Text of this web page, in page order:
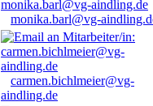
monika.barl@vg-
carmen.bichlmeier@vg-
aindling.de